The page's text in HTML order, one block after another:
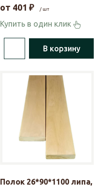
от 401 ₽ / шт
Купить в один клик
В корзину
Полок 26*90*1100 липа,